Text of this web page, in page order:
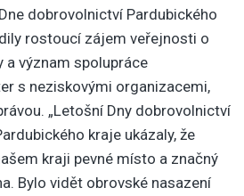
dobrovolnictví Pardubického
rostoucí zájem veřejnosti o
význam spolupráce
s neziskovými organizacemi,
„Letošní Dny dobrovolnictví
kraje ukázaly, že
kraji pevné místo a značný
Bylo vidět obrovské nasazení